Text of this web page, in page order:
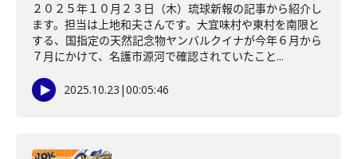
２０２５年１０月２３日（木）琉球新報の記事から紹介し
ます。担当は上地和夫さんです。大宜味村や東村を南限と
する、国指定の天然記念物ヤンバルクイナが今年６月から
７月にかけて、名護市源河で確認されていたこと...
2025.10.23 |00:05:46